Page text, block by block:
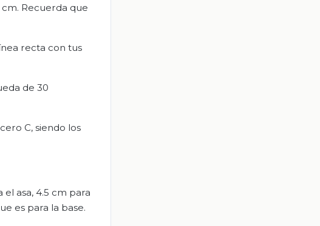
Recuerda que
recta con tus
de 30
C, siendo los
asa, 4.5 cm para
es para la base.